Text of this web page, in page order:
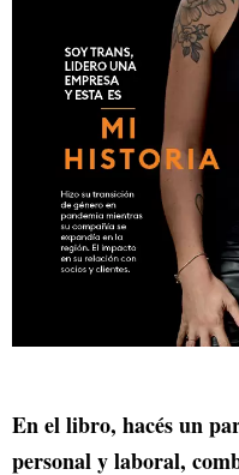
En el libro, hacés un
personal y laboral,